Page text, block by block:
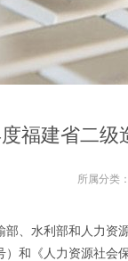
福建省二级
所属分类：
、水利部和人力资
和《人力资源社会